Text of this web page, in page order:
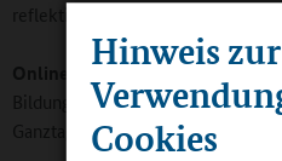
Hinweis zur
Cookies
reflektieren.
Online-Redaktion:Wie stehen
Bildung insgesamt zur Ausweitung
Ganztagsschulen?